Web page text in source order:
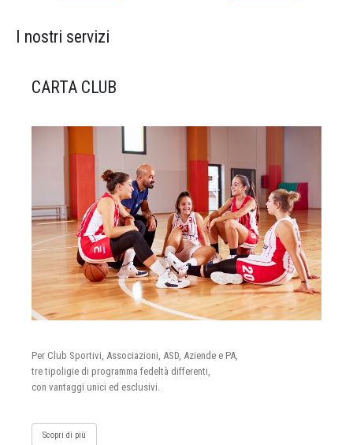
I nostri servizi
CARTA CLUB
Per Club Sportivi, Associazioni, ASD, Aziende e PA,
tre tipoligie di programma fedeltà differenti,
con vantaggi unici ed esclusivi.
Scopri di più